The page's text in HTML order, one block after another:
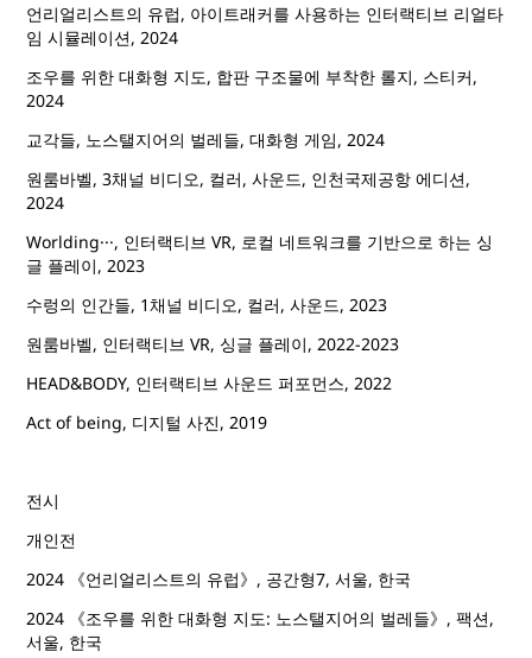
언리얼리스트의 유럽, 아이트래커를 사용하는 인터랙티브 리얼타
임 시뮬레이션, 2024
조우를 위한 대화형 지도, 합판 구조물에 부착한 롤지, 스티커,
2024
교각들, 노스탤지어의 벌레들, 대화형 게임, 2024
원룸바벨, 3채널 비디오, 컬러, 사운드, 인천국제공항 에디션,
2024
Worlding···, 인터랙티브 VR, 로컬 네트워크를 기반으로 하는 싱
글 플레이, 2023
수렁의 인간들, 1채널 비디오, 컬러, 사운드, 2023
원룸바벨, 인터랙티브 VR, 싱글 플레이, 2022-2023
HEAD&BODY, 인터랙티브 사운드 퍼포먼스, 2022
Act of being, 디지털 사진, 2019
전시
개인전
2024 《언리얼리스트의 유럽》, 공간형7, 서울, 한국
2024 《조우를 위한 대화형 지도: 노스탤지어의 벌레들》, 팩션,
서울, 한국